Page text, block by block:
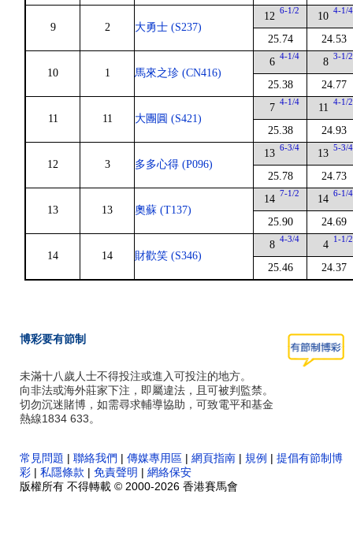
9 2 大勇士 (S237)
12 6-1/2
25.74
10 4-1/4
24.53
10 1 馬來之珍 (CN416)
6 4-1/4
25.38
8 3-1/2
24.77
11 11 大團圓 (S421)
7 4-1/4
25.38
11 4-1/2
24.93
12 3 多多心得 (P096)
13 6-3/4
25.78
13 5-3/4
24.73
13 13 奧蘇 (T137)
14 7-1/2
25.90
14 6-1/4
24.69
14 14 財歡笑 (S346)
8 4-3/4
25.46
4 1-1/2
24.37
博彩要有節制
未滿十八歲人士不得投注或進入可投注的地方。
向非法或海外莊家下注，即屬違法，且可被判監禁。
切勿沉迷賭博，如需尋求輔導協助，可致電平和基金
熱線1834 633。
常見問題 | 聯絡我們 | 傳媒專用區 | 網頁指南 | 規例 | 提倡有節制博
彩 | 私隱條款 | 免責聲明 | 網絡保安
版權所有 不得轉載 © 2000-2026 香港賽馬會